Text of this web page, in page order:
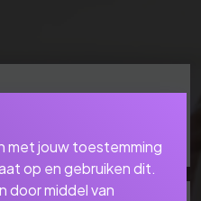
met jouw toestemming
op en gebruiken dit.
door middel van